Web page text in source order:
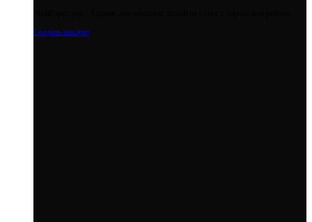
Создать аккаунт